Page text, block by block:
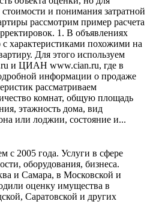
и понимания затратной
рассмотрим пример расчета
1. В объявлениях
характеристиками похожими на
Для этого используем
и ЦИАН www.cian.ru, где в
информации о продаже
рассматриваем
комнат, общую площадь
этажность дома, вид
или лоджии, состояние и...
с 2005 года. Услуги в сфере
оборудования, бизнеса.
и Самара, в Московской и
оценку имущества в
Саратовской и других